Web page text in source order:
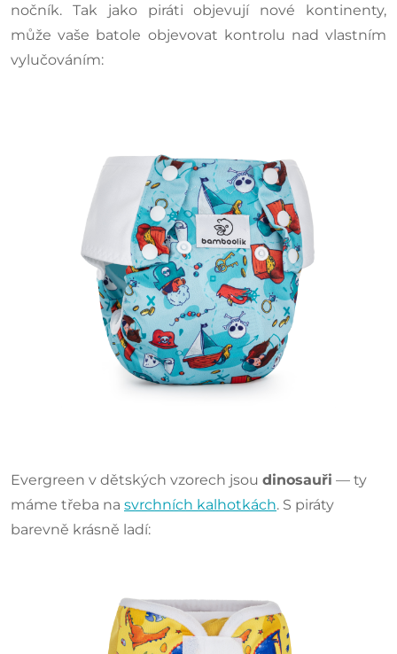
nočník. Tak jako piráti objevují nové kontinenty,
může vaše batole objevovat kontrolu nad vlastním
vylučováním:
Evergreen v dětských vzorech jsou dinosauři — ty
máme třeba na svrchních kalhotkách. S piráty
barevně krásně ladí: